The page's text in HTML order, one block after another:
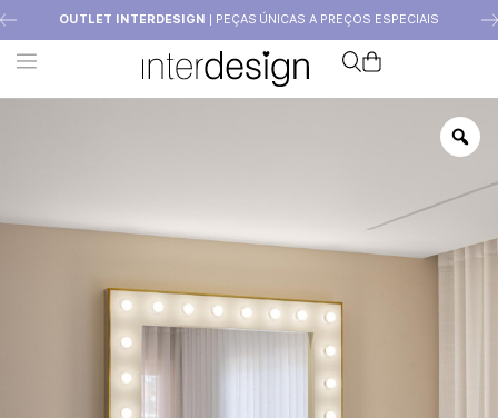
OUTLET INTERDESIGN | PEÇAS ÚNICAS A PREÇOS ESPECIAIS